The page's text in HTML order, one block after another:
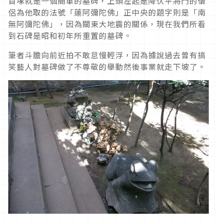
侶為他取的法號「蓮阿彌陀佛」正中央的題字則是「南
無阿彌陀佛」，因為關東大地震的關係，現在我們所看
到石碑是昭和初年所重置的墓碑。
筆者斗膽向前近拍不敢怠慢輕浮，因為據說過去曾有搞
笑藝人對墓碑做了不尊敬的舉動然後事業就走下坡了。